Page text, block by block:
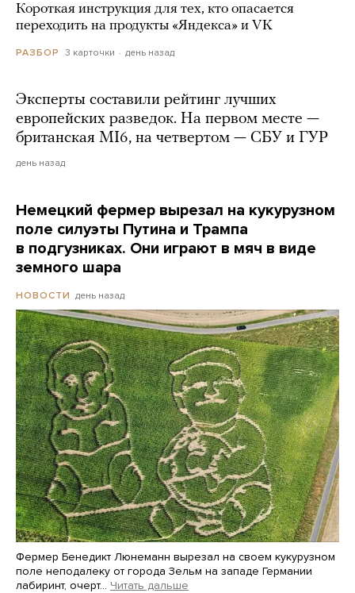
Короткая инструкция для тех, кто опасается
переходить на продукты «Яндекса» и VK
РАЗБОР 3 карточки день назад
Эксперты составили рейтинг лучших
европейских разведок. На первом месте —
британская MI6, на четвертом — СБУ и ГУР
день назад
Немецкий фермер вырезал на кукурузном
поле силуэты Путина и Трампа
в подгузниках. Они играют в мяч в виде
земного шара
НОВОСТИ день назад
Фермер Бенедикт Люнеманн вырезал на своем кукурузном
поле неподалеку от города Зельм на западе Германии
лабиринт, очерт… Читать дальше